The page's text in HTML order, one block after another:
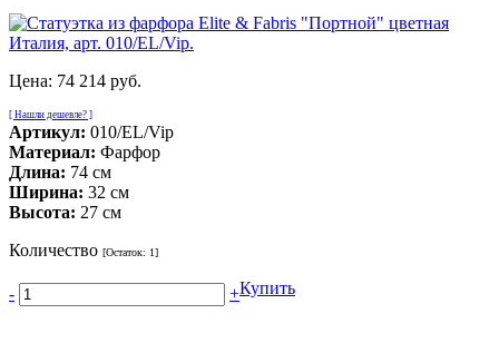
Цена: 74 214 руб.
[ Нашли дешевле? ]
Артикул: 010/EL/Vip
Материал: Фарфор
Длина: 74 см
Ширина: 32 см
Высота: 27 см
Количество [Остаток: 1]
- +Купить